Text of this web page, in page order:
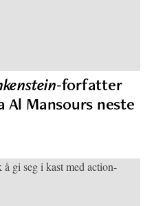
-forfatter
Al Mansours neste